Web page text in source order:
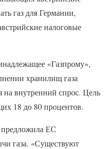
газ для Германии,
налоговые
«Газпрому»,
хранилищ газа
на внутренний спрос. Цель
18 до 80 процентов.
ЕС
газа. «Существуют